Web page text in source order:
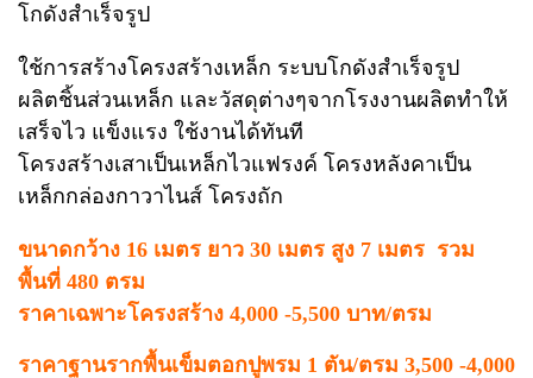
โกดังสำเร็จรูป
ใช้การสร้างโครงสร้างเหล็ก ระบบโกดังสำเร็จรูป
ผลิตชิ้นส่วนเหล็ก และวัสดุต่างๆจากโรงงานผลิตทำให้
เสร็จไว แข็งแรง ใช้งานได้ทันที
โครงสร้างเสาเป็นเหล็กไวแฟรงค์ โครงหลังคาเป็น
เหล็กกล่องกาวาไนส์ โครงถัก
ขนาดกว้าง 16 เมตร ยาว 30 เมตร สูง 7 เมตร รวม
พื้นที่ 480 ตรม
ราคาเฉพาะโครงสร้าง 4,000 -5,500 บาท/ตรม
ราคาฐานรากพื้นเข็มตอกปูพรม 1 ตัน/ตรม 3,500 -4,000